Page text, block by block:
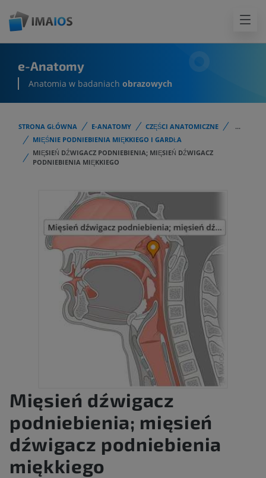
e-Anatomy
Anatomia w badaniach obrazowych
STRONA GŁÓWNA E-ANATOMY CZĘŚCI ANATOMICZNE
...
MIĘŚNIE PODNIEBIENIA MIĘKKIEGO I GARDŁA
MIĘSIEŃ DŹWIGACZ PODNIEBIENIA; MIĘSIEŃ DŹWIGACZ
PODNIEBIENIA MIĘKKIEGO
Mięsień dźwigacz
podniebienia; mięsień
dźwigacz podniebienia
miękkiego